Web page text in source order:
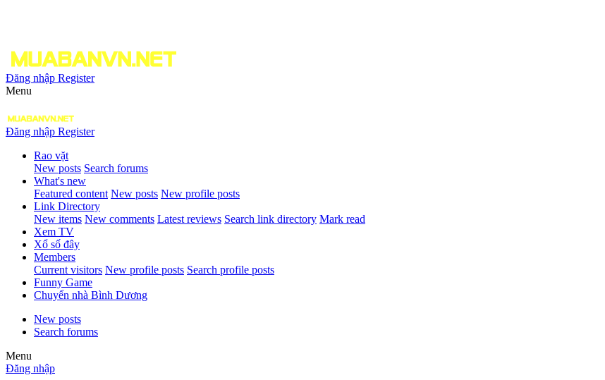
Đăng nhập Register
Menu
Đăng nhập Register
Rao vặt
New posts Search forums
What's new
Featured content New posts New profile posts
Link Directory
New items New comments Latest reviews Search link directory Mark read
Xem TV
Xổ số đây
Members
Current visitors New profile posts Search profile posts
Funny Game
Chuyển nhà Bình Dương
New posts
Search forums
Menu
Đăng nhập